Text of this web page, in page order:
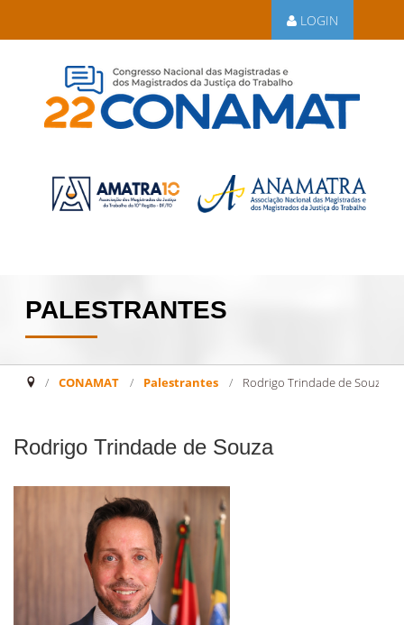
LOGIN
PALESTRANTES
CONAMAT Palestrantes Rodrigo Trindade de Souza
Rodrigo Trindade de Souza